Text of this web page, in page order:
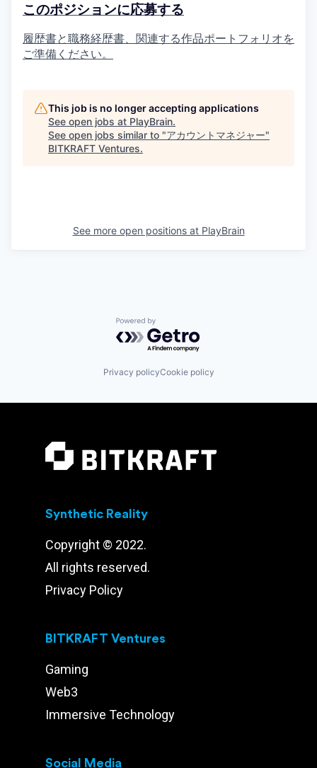
このポジションに応募する
履歴書と職務経歴書、関連する作品ポートフォリオを
ご準備ください。
This job is no longer accepting applications
See open jobs at PlayBrain.
See open jobs similar to "アカウントマネジャー"
BITKRAFT Ventures.
See more open positions at PlayBrain
Powered by Getro.com
Privacy policyCookie policy
Synthetic Reality
Copyright © 2022.
All rights reserved.
Privacy Policy
BITKRAFT Ventures
Gaming
Web3
Immersive Technology
Social Media